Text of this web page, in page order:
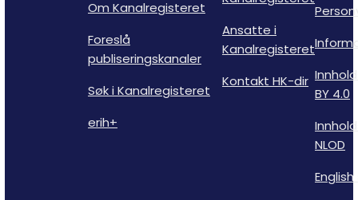
Om Kanalregisteret
Foreslå
publiseringskanaler
Søk i Kanalregisteret
erih+
Ansatte i
Kanalregisteret
Kontakt HK-dir
BY 4.0
NLOD